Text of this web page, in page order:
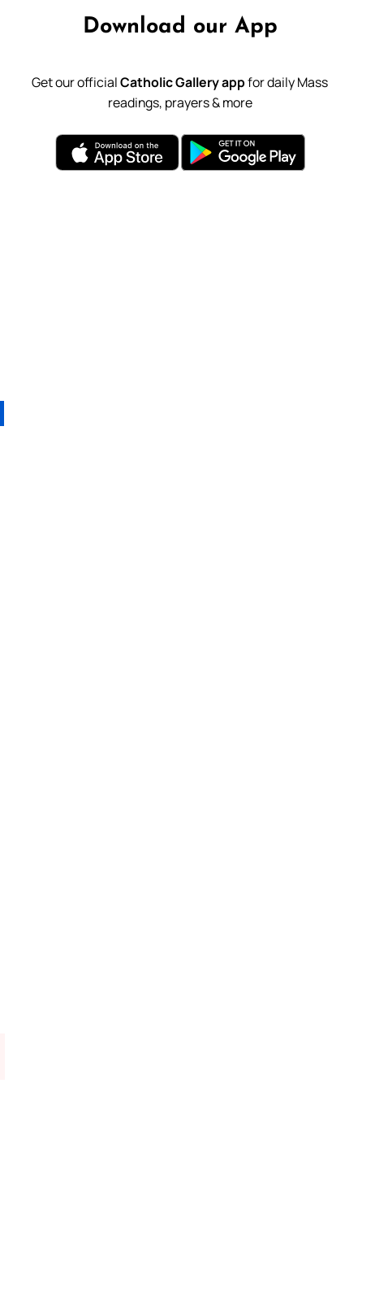
Download our App
Get our officialCatholic Gallery appfor daily Mass
readings, prayers & more